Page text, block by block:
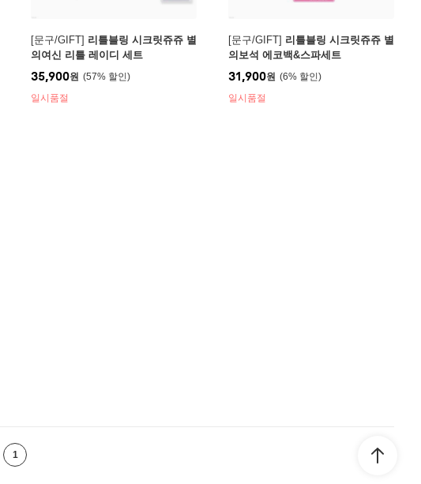
[문구/GIFT] 리틀블링 시크릿쥬쥬 별
의여신 리틀 레이디 세트
57%
35,900원
일시품절
[문구/GIFT] 리틀블링 시크릿쥬쥬 별
의보석 에코백&스파세트
6%
31,900원
일시품절
1